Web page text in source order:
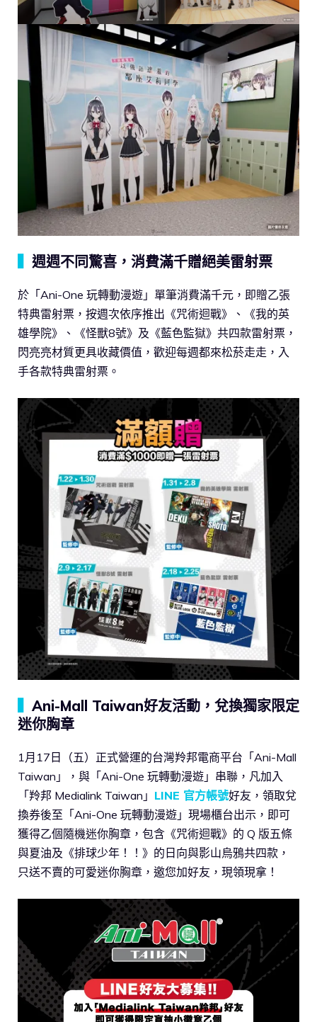
週週不同驚喜，消費滿千贈絕美雷射票
於「Ani-One 玩轉動漫遊」單筆消費滿千元，即贈乙張
特典雷射票，按週次依序推出《咒術迴戰》、《我的英
雄學院》、《怪獸8號》及《藍色監獄》共四款雷射票，
閃亮亮材質更具收藏價值，歡迎每週都來松菸走走，入
手各款特典雷射票。
Ani-Mall Taiwan好友活動，兌換獨家限定
迷你胸章
1月17日（五）正式營運的台灣羚邦電商平台「Ani-Mall
Taiwan」，與「Ani-One 玩轉動漫遊」串聯，凡加入
「羚邦 Medialink Taiwan」 LINE 官方帳號好友，領取兌
換券後至「Ani-One 玩轉動漫遊」現場櫃台出示，即可
獲得乙個隨機迷你胸章，包含《咒術迴戰》的 Q 版五條
與夏油及《排球少年！！》的日向與影山烏鴉共四款，
只送不賣的可愛迷你胸章，邀您加好友，現領現拿！